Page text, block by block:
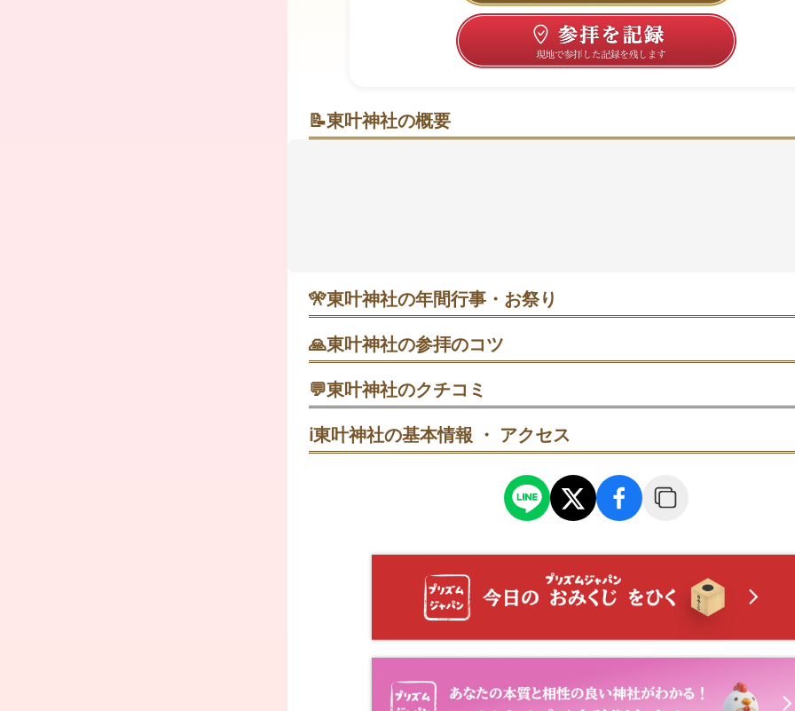
📝東叶神社の概要
🎌東叶神社の年間行事・お祭り
9月第2土日 例大祭｜祭礼時は人出が増えやすめ。
🙏東叶神社の参拝のコツ
拝殿で参拝→左側の石段へ→奥の宮に一礼→同じ道で戻って社務所へ向かいます
💬東叶神社のクチコミ
ℹ️東叶神社の基本情報 ・ アクセス